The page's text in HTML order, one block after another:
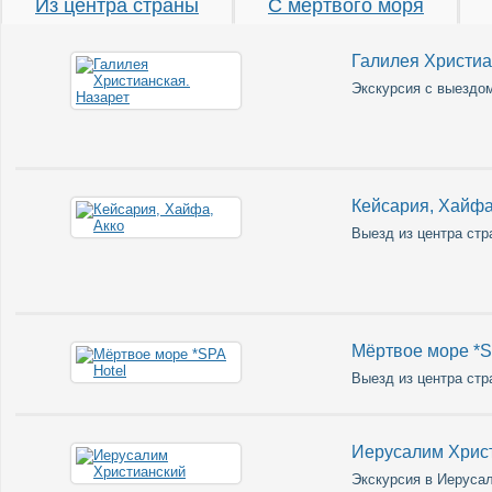
Из центра страны С мёртвого моря
Галилея
Экскурсия с
Кейсария,
Выезд из центра
Мёртвое море
Выезд из центра
Иерусалим
Экскурсия в